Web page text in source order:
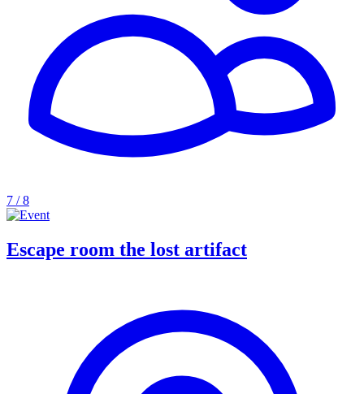
7 / 8
Escape room the lost artifact